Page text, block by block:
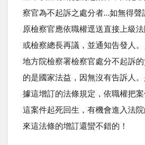
察官為不起訴之處分者…如無得聲
原檢察官應依職權逕送直接上級
或檢察總長再議，並通知告發人
地方院檢察署檢察官處分不起訴
的是國家法益，因無沒有告訴人
據這增訂的法條規定，依職權把
這案件起死回生，有機會進入法
來這法條的增訂還蠻不錯的！